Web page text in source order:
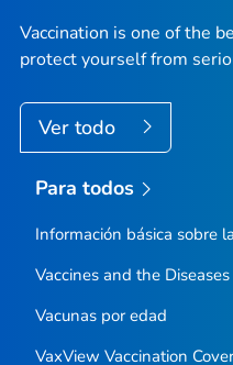
Vaccination is one of the
protect yourself from
Ver todo
Para todos
Información básica sobre
Vaccines and the
Vacunas por edad
VaxView Vaccination